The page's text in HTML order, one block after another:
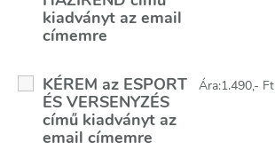
kiadványt az email
címemre
KÉREM az ESPORT
ÉS VERSENYZÉS
című kiadványt az
email címemre
Ára:1.490,- Ft